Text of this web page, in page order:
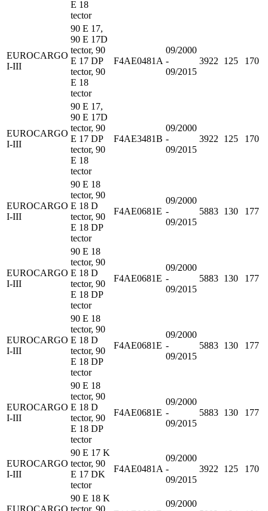
E 18
tector
EUROCARGO
I-III
90 E 17,
90 E 17D
tector, 90
E 17 DP
tector, 90
E 18
tector
F4AE0481A
09/2000
-
09/2015
3922 125 170
EUROCARGO
I-III
90 E 17,
90 E 17D
tector, 90
E 17 DP
tector, 90
E 18
tector
F4AE3481B
09/2000
-
09/2015
3922 125 170
EUROCARGO
I-III
90 E 18
tector, 90
E 18 D
tector, 90
E 18 DP
tector
F4AE0681E
09/2000
-
09/2015
5883 130 177
EUROCARGO
I-III
90 E 18
tector, 90
E 18 D
tector, 90
E 18 DP
tector
F4AE0681E
09/2000
-
09/2015
5883 130 177
EUROCARGO
I-III
90 E 18
tector, 90
E 18 D
tector, 90
E 18 DP
tector
F4AE0681E
09/2000
-
09/2015
5883 130 177
EUROCARGO
I-III
90 E 18
tector, 90
E 18 D
tector, 90
E 18 DP
tector
F4AE0681E
09/2000
-
09/2015
5883 130 177
EUROCARGO
I-III
90 E 17 K
tector, 90
E 17 DK
tector
F4AE0481A
09/2000
-
09/2015
3922 125 170
EUROCARGO
90 E 18 K
tector, 90
09/2000